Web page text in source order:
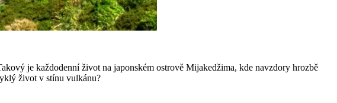
je každodenní život na japonském ostrově Mijakedžima, kde navzdory hrozbě
život v stínu vulkánu?